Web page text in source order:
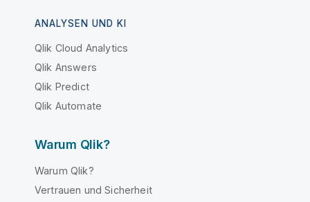
ANALYSEN UND KI
Qlik Cloud Analytics
Qlik Answers
Qlik Predict
Qlik Automate
Warum Qlik?
Warum Qlik?
Vertrauen und Sicherheit